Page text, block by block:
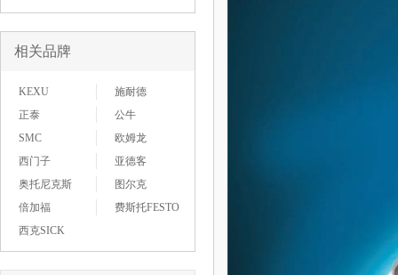
相关品牌
KEXU
施耐德
正泰
公牛
SMC
欧姆龙
西门子
亚德客
奥托尼克斯
图尔克
倍加福
费斯托FESTO
西克SICK